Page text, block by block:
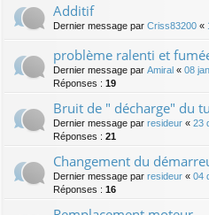
Additif
Dernier message par Criss83200 «
problème ralenti et
Dernier message par Amiral « 08
Réponses : 19
Bruit de " décharge" du
Dernier message par resideur « 23
Réponses : 21
Changement du
Dernier message par resideur « 04
Réponses : 16